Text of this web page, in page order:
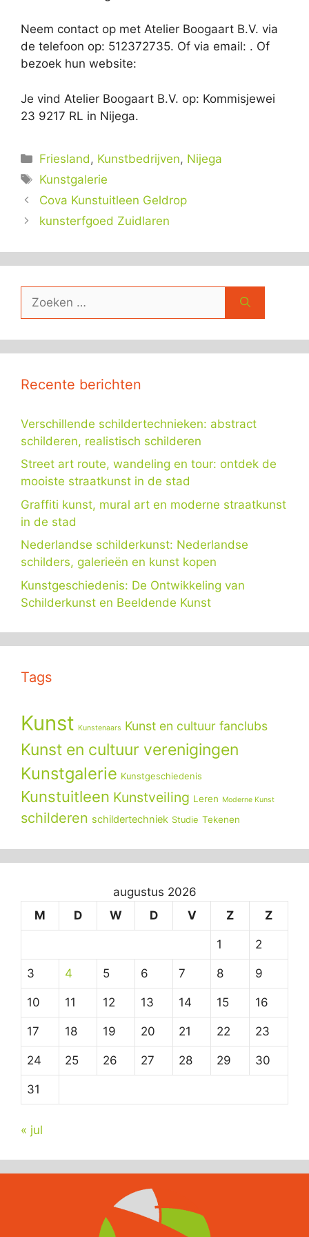
Neem contact op met Atelier Boogaart B.V. via
de telefoon op: 512372735. Of via email: . Of
bezoek hun website:
Je vind Atelier Boogaart B.V. op: Kommisjewei
23 9217 RL in Nijega.
Categorieën
Friesland , Kunstbedrijven, Nijega
Tags
Kunstgalerie
Cova Kunstuitleen Geldrop
kunsterfgoed Zuidlaren
naar:
Recente berichten
Verschillende schildertechnieken: abstract
schilderen, realistisch schilderen
Street art route, wandeling en tour: ontdek de
mooiste straatkunst in de stad
Graffiti kunst, mural art en moderne straatkunst
in de stad
Nederlandse schilderkunst: Nederlandse
schilders, galerieën en kunst kopen
Kunstgeschiedenis: De Ontwikkeling van
Schilderkunst en Beeldende Kunst
Tags
Kunst Kunstenaars Kunst en cultuur fanclubs
Kunst en cultuur verenigingen
Kunstgalerie Kunstgeschiedenis
Kunstuitleen Kunstveiling Leren Moderne Kunst
schilderen schildertechniek Studie Tekenen
augustus 2026
M
D W D V Z Z
1 2
3 4 5 6 7 8 9
10 11 12 13 14 15 16
17 18 19 20 21 22 23
24 25 26 27 28 29 30
31
« jul